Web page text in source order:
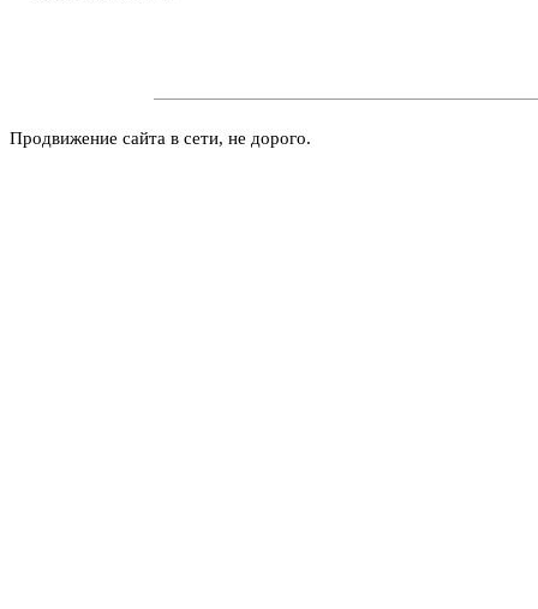
Продвижение сайта в сети, не дорого.